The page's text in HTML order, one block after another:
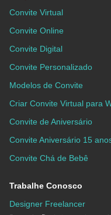
Convite Virtual
Convite Online
Convite Digital
Convite Personalizado
Modelos de Convite
Criar Convite Virtual para
Convite de Aniversário
Convite Aniversário 15
Convite Chá de Bebê
Trabalhe Conosco
Designer Freelancer